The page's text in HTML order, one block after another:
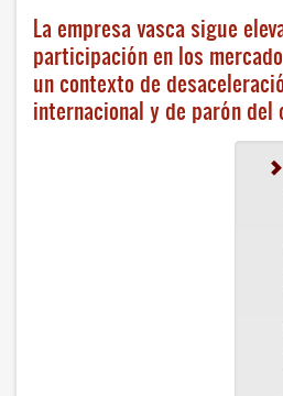
La empresa vasca sigue
participación en los
un contexto de
internacional y de parón del